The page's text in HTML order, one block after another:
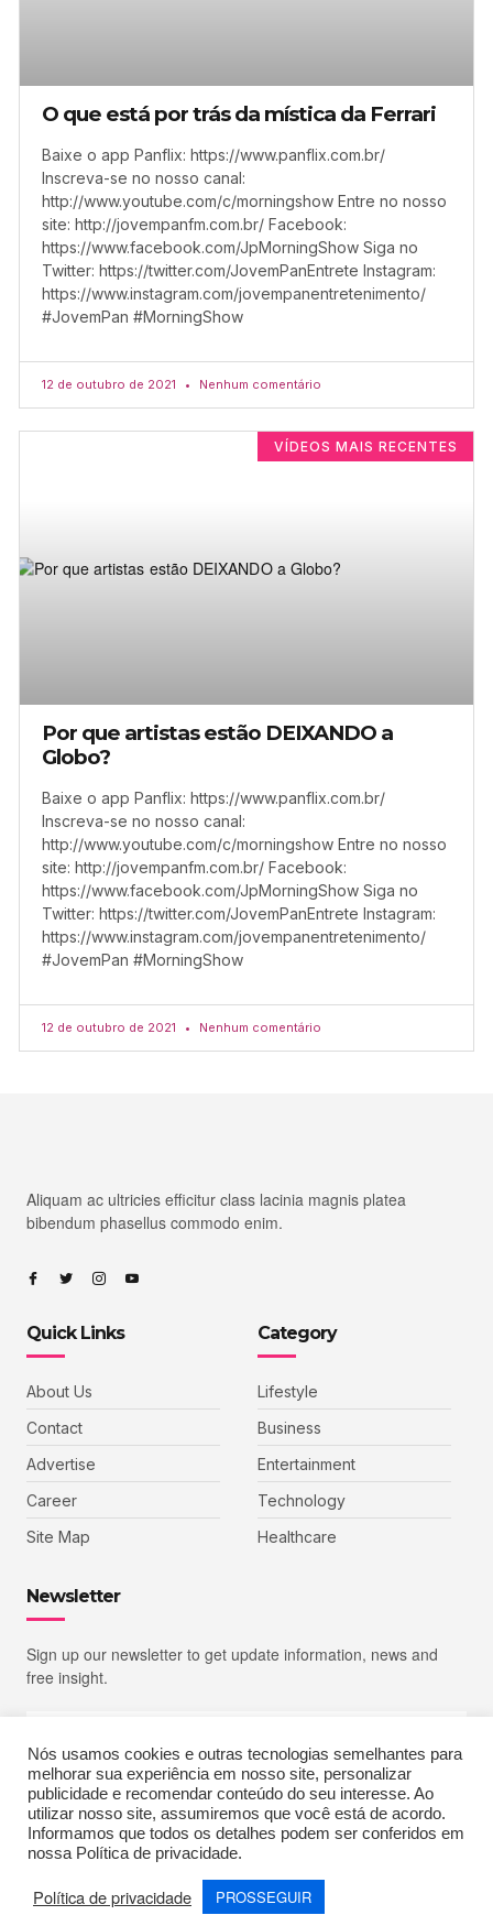
O que está por trás da mística da Ferrari
Baixe o app Panflix: https://www.panflix.com.br/
Inscreva-se no nosso canal:
http://www.youtube.com/c/morningshow Entre no nosso
site: http://jovempanfm.com.br/ Facebook:
https://www.facebook.com/JpMorningShow Siga no
Twitter: https://twitter.com/JovemPanEntrete Instagram:
https://www.instagram.com/jovempanentretenimento/
#JovemPan #MorningShow
12 de outubro de 2021 Nenhum comentário
VÍDEOS MAIS RECENTES
Por que artistas estão DEIXANDO a
Globo?
Baixe o app Panflix: https://www.panflix.com.br/
Inscreva-se no nosso canal:
http://www.youtube.com/c/morningshow Entre no nosso
site: http://jovempanfm.com.br/ Facebook:
https://www.facebook.com/JpMorningShow Siga no
Twitter: https://twitter.com/JovemPanEntrete Instagram:
https://www.instagram.com/jovempanentretenimento/
#JovemPan #MorningShow
12 de outubro de 2021 Nenhum comentário
Aliquam ac ultricies efficitur class lacinia magnis platea
bibendum phasellus commodo enim.
Quick Links
About Us
Contact
Advertise
Career
Site Map
Category
Lifestyle
Business
Entertainment
Technology
Healthcare
Newsletter
Sign up our newsletter to get update information, news and
free insight.
SIGN UP
Copyright © 2023 Echoiz, All rights reserved. Powered by MoxCreative
Privacy Policy Cookie Policy
Nós usamos cookies e outras tecnologias semelhantes para
melhorar sua experiência em nosso site, personalizar
publicidade e recomendar conteúdo do seu interesse. Ao
utilizar nosso site, assumiremos que você está de acordo.
Informamos que todos os detalhes podem ser conferidos em
nossa Política de privacidade.
Política de privacidade PROSSEGUIR